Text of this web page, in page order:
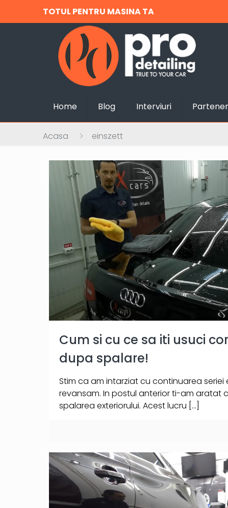
TOTUL PENTRU MASINA TA
Home Blog Interviuri
Acasa einszett
Cum si cu ce sa iti usuci
dupa spalare!
Stim ca am intarziat cu continuarea
revansam. In postul anterior ti-am aratat
spalarea exteriorului. Acest lucru […]